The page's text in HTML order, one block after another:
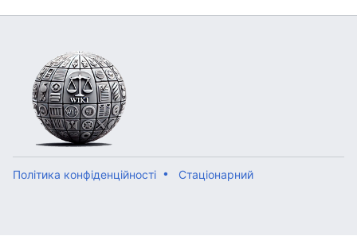
Політика конфіденційності Стаціонарний